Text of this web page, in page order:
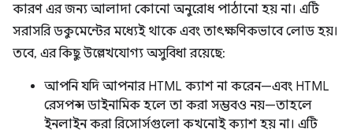
কারণ এর জন্য আলাদা কোনো অনুরোধ পাঠানো হয় না। এটি
সরাসরি ডকুমেন্টের মধ্যেই থাকে এবং তাৎক্ষণিকভাবে লোড হয়।
তবে, এর কিছু উল্লেখযোগ্য অসুবিধা রয়েছে:
আপনি যদি আপনার HTML ক্যাশ না করেন—এবং HTML
রেসপন্স ডাইনামিক হলে তা করা সম্ভবও নয়—তাহলে
ইনলাইন করা রিসোর্সগুলো কখনোই ক্যাশ হয় না। এটি